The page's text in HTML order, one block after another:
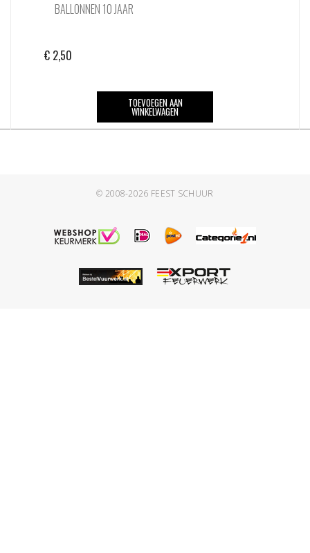
BALLONNEN 10 JAAR
€ 2,50
TOEVOEGEN AAN
WINKELWAGEN
© 2008-2026 FEEST SCHUUR